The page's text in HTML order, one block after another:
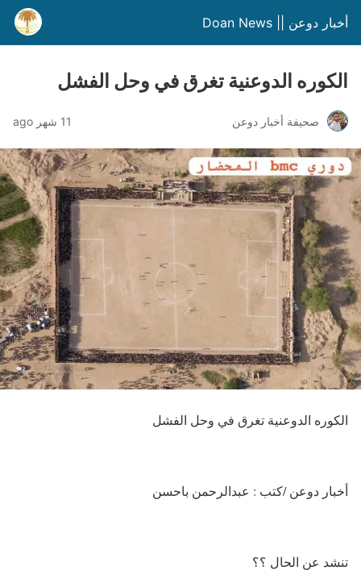
أخبار دوعن || Doan News
الكوره الدوعنية تغرق في وحل الفشل
صحيفة أخبار دوعن 11 شهر ago
الكوره الدوعنية تغرق في وحل الفشل
أخبار دوعن /كتب : عبدالرحمن باحسن
تنشد عن الحال ؟؟